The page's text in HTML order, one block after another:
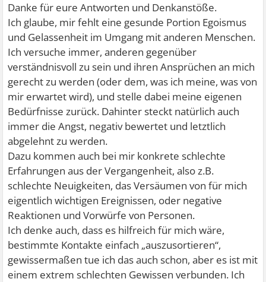
Danke für eure Antworten und Denkanstöße.
Ich glaube, mir fehlt eine gesunde Portion Egoismus
und Gelassenheit im Umgang mit anderen Menschen.
Ich versuche immer, anderen gegenüber
verständnisvoll zu sein und ihren Ansprüchen an mich
gerecht zu werden (oder dem, was ich meine, was von
mir erwartet wird), und stelle dabei meine eigenen
Bedürfnisse zurück. Dahinter steckt natürlich auch
immer die Angst, negativ bewertet und letztlich
abgelehnt zu werden.
Dazu kommen auch bei mir konkrete schlechte
Erfahrungen aus der Vergangenheit, also z.B.
schlechte Neuigkeiten, das Versäumen von für mich
eigentlich wichtigen Ereignissen, oder negative
Reaktionen und Vorwürfe von Personen.
Ich denke auch, dass es hilfreich für mich wäre,
bestimmte Kontakte einfach „auszusortieren“,
gewissermaßen tue ich das auch schon, aber es ist mit
einem extrem schlechten Gewissen verbunden. Ich